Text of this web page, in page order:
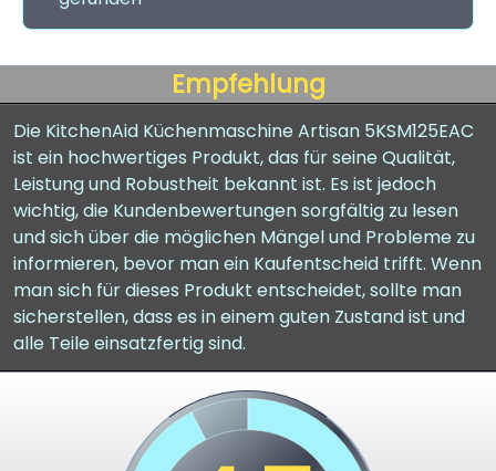
Empfehlung
Die KitchenAid Küchenmaschine Artisan 5KSM125EAC
ist ein hochwertiges Produkt, das für seine Qualität,
Leistung und Robustheit bekannt ist. Es ist jedoch
wichtig, die Kundenbewertungen sorgfältig zu lesen
und sich über die möglichen Mängel und Probleme zu
informieren, bevor man ein Kaufentscheid trifft. Wenn
man sich für dieses Produkt entscheidet, sollte man
sicherstellen, dass es in einem guten Zustand ist und
alle Teile einsatzfertig sind.